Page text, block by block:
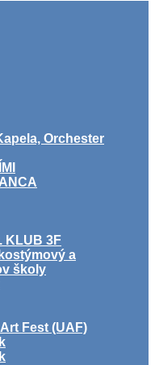
Orchester
KLUB 3F
a
školy
Fest (UAF)